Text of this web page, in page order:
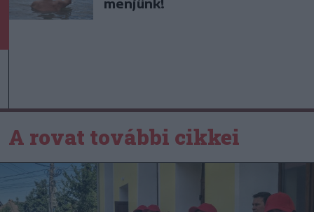
A rovat további cikkei